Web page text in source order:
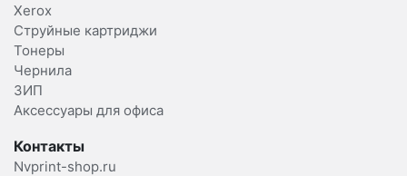
Xerox
Струйные картриджи
Тонеры
Чернила
ЗИП
Аксессуары для офиса
Контакты
Nvprint-shop.ru